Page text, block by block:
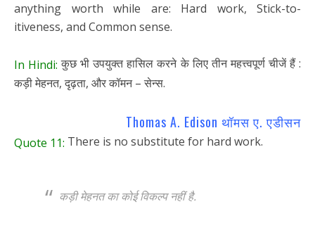
anything worth while are: Hard work, Stick-to-
itiveness, and Common sense.
In Hindi: कुछ भी उपयुक्त हासिल करने के लिए तीन महत्त्वपूर्ण चीजें हैं :
कड़ी मेहनत, दृढ़ता, और कॉमन – सेन्स.
Thomas A. Edison थॉमस ए. एडीसन
Quote 11: There is no substitute for hard work.
कड़ी मेहनत का कोई विकल्प नहीं है.